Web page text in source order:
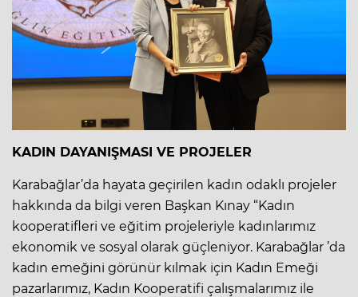
KADIN DAYANIŞMASI VE PROJELER
Karabağlar’da hayata geçirilen kadın odaklı projeler
hakkında da bilgi veren Başkan Kınay “Kadın
kooperatifleri ve eğitim projeleriyle kadınlarımız
ekonomik ve sosyal olarak güçleniyor. Karabağlar ’da
kadın emeğini görünür kılmak için Kadın Emeği
pazarlarımız, Kadın Kooperatifi çalışmalarımız ile